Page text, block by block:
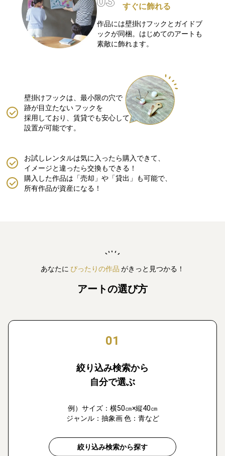
すぐに飾れる
作品には壁掛けフックとガイドブ
ックが同梱。はじめてのアートも
素敵に飾れます。
壁掛けフックは、最小限の穴で
跡が目立たない フックを
採用しており、賃貸でも安心して
設置が可能です。
購入した作品は「売却」や「貸出」も可能で、
所有作品が資産になる！
お試しレンタルは気に入ったら購入できて、
イメージと違ったら交換もできる！
あなたに ぴったりの作品 がきっと見つかる！
アートの選び方
01
絞り込み検索から
自分で選ぶ
例）サイズ：横50㎝×縦40㎝
ジャンル：抽象画 色：青など
絞り込み検索から探す